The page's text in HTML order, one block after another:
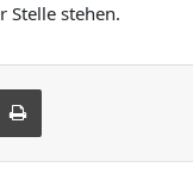
Stelle stehen.